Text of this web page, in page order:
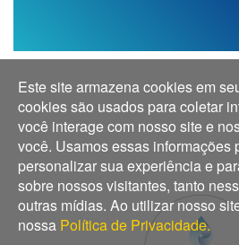
Este site armazena cookies em
cookies são usados para coletar
você interage com nosso site e
você. Usamos essas informações
personalizar sua experiência e
sobre nossos visitantes, tanto
outras mídias. Ao utilizar nosso
nossa Política de Privacidade.